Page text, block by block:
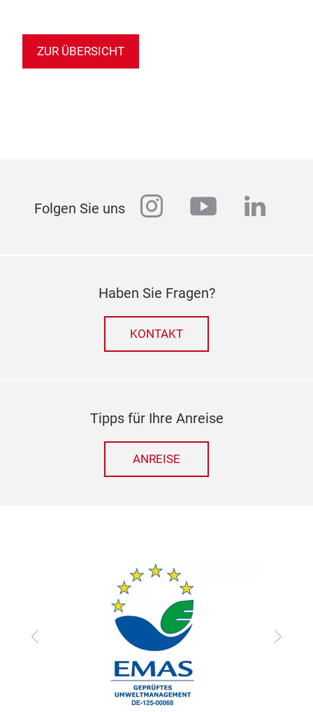
ZUR ÜBERSICHT
Folgen Sie uns instagram
youtube
Haben Sie Fragen?
KONTAKT
Tipps für Ihre Anreise
ANREISE
zurück vor